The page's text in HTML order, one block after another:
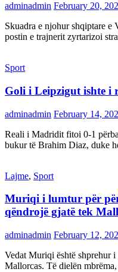
adminadmin February 20,
Skuadra e njohur shqiptare e
postin e trajnerit zyrtarizoi
Sport
Goli i Leipzigut ishte i
adminadmin February 14,
Reali i Madridit fitoi 0-1
bukur të Brahim Diaz, duke
Lajme, Sport
Muriqi i lumtur për
qëndrojë gjatë tek
adminadmin February 12,
Vedat Muriqi është shprehur
Mallorcas. Të dielën